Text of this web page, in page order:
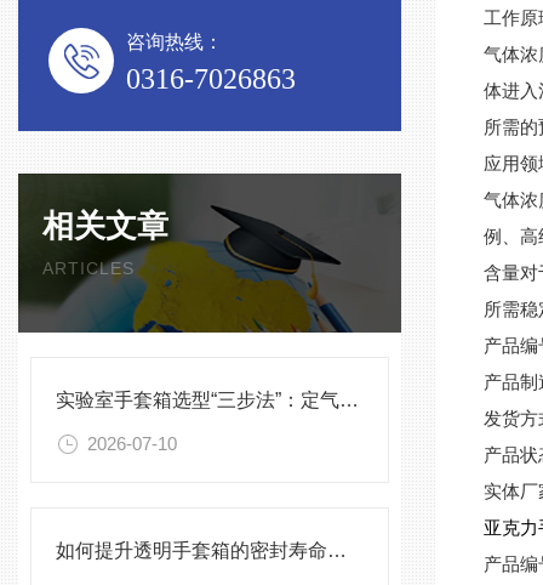
咨询热线：
0316-7026863
相关文章
ARTICLES
实验室手套箱选型“三步法”：定气氛、定压差、定配件
2026-07-10
如何提升透明手套箱的密封寿命？密封圈选型与保养须知
工作原
气体浓
体进入
所需
应用领
气体浓
例、高
含量对
所需
产品编
产品
发货方
产品
实体
亚克
产品编